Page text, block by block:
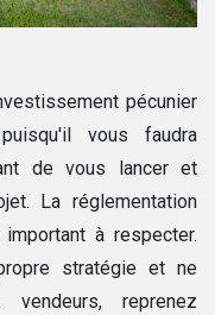
pécunier
vous faudra
de vous lancer et
La réglementation
à respecter.
stratégie et ne
reprenez